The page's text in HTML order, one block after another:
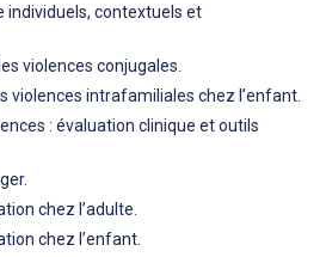
individuels, contextuels et
violences conjugales.
violences intrafamiliales chez l’enfant.
: évaluation clinique et outils
chez l’adulte.
chez l’enfant.